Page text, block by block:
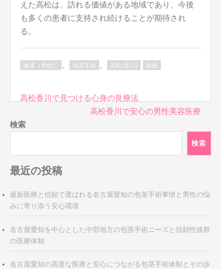
えた高松は、訪れる価値がある地域であり、今後
も多くの患者に支持され続けることが期待され
る。
健康（男性） 包茎手術 高松(香川) 医療
投
ナ
ビ
ー
シ
ン
高松香川で見つける心身の良療法
高松香川で安心の男性美容医療
検索
検索
最近の投稿
最新医療と信頼で選ばれる名古屋愛知の包茎手術事情と男性の悩
みに寄り添う安心環境
名古屋愛知を中心とした中部地方の包茎手術ニーズと信頼性抜群
の医療体制
名古屋愛知の高度な医療と安心につながる包茎手術体制とその歩